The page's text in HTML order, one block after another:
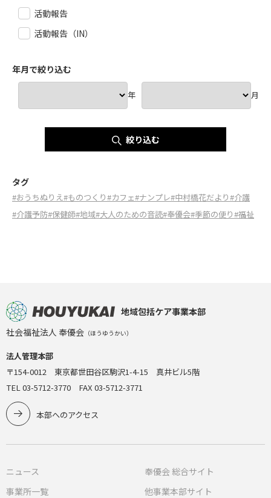
活動報告
活動報告（IN）
年月で絞り込む
年 月
絞り込む
タグ
#おうちぬりえ #ものつくり#カフェ#ナンプレ#中村橋花だより#介護
#介護予防#保健師#地域#大人のための音読#奉優会#季節の便り#福祉
地域包括ケア事業本部
社会福祉法人 奉優会 （ほうゆうかい）
法人管理本部
〒154-0012 東京都世田谷区駒沢1-4-15 真井ビル5階
TEL 03-5712-3770 FAX 03-5712-3771
本部へのアクセス
ニュース
事業所一覧
奉優会 総合サイト
他事業本部サイト